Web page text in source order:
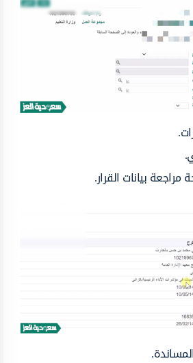
بيانات القرار.